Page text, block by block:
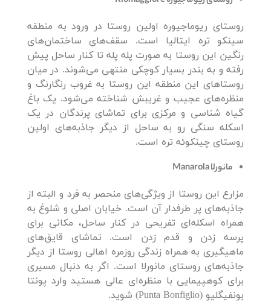
روستای ریوماجیوره اولین روستا در ورود به منطقه
سینکو تره ایتالیا است. سقف‌های ساختمان‌های
رنگین این روستا به صورت پله پله تا کنار ساحل پیش
رفته و به بندر بسیار کوچکی منتهی می‌شوند. در میان
روستاهای این منطقه این روستا به غروب رنگارنگ و
منظره‌های عجیب و غریبش شناخته می‌شود. یک باغ
گیاه شناسی و مرکزی برای تماشای پرندگان در یک
اسکله سنگی رو به ساحل از دیگر جاذبه‌های اولین
روستای چینکوئه تره است.
مانورلاManarola
مزارع این روستا از ویژگی‌های منحصر به فرد و البته از
جاذبه‌های پر طرفدار آن است. خیابان اصلی و شلوغ به
همراه اسکله‌ای تفریحی در کنار ساحل، مکانی برای
پرسه زدن و قدم زدن است. تماشای قایق‌های
ماهیگیری به همراه زندگی روزمره اهالی روستا از دیگر
جاذبه‌های روستای مانورلا است. اگر به دنبال مسیری
برای کوهپیمایی با منظره‌ای عالی هستید وارد پونتا
بونفیگلیو (Punta Bonfiglio) شوید.